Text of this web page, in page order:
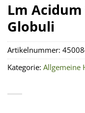
Lm
Globuli
Artikelnummer:
Kategorie: Allgemeine